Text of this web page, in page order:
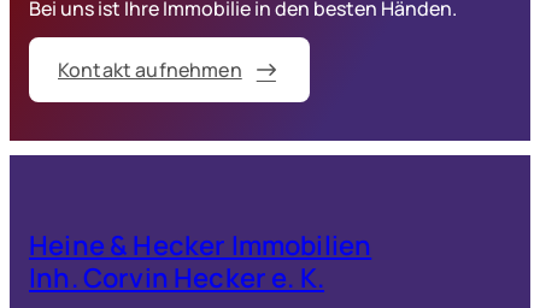
Bei uns ist Ihre Immobilie in den besten Händen.
Kontakt aufnehmen
Heine & Hecker Immobilien
Inh. Corvin Hecker e. K.